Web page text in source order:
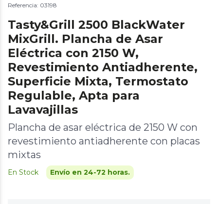
Referencia: 03198
Tasty&Grill 2500 BlackWater
MixGrill. Plancha de Asar
Eléctrica con 2150 W,
Revestimiento Antiadherente,
Superficie Mixta, Termostato
Regulable, Apta para
Lavavajillas
Plancha de asar eléctrica de 2150 W con
revestimiento antiadherente con placas
mixtas
En Stock Envío en 24-72 horas.